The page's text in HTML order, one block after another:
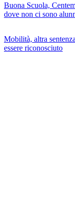
Buona Scuola,
dove non ci sono
Mobilità, altra
essere riconosciuto